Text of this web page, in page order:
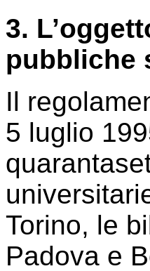
3.
pubbliche
Il
5 luglio
Torino, le
Padova e